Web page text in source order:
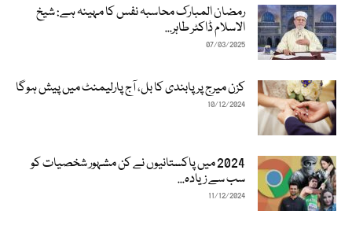
رمضان المبارک محاسبہ نفس کا مہینہ ہے: شیخ
الاسلام ڈاکٹر طاہر...
07/03/2025
کزن میرج پر پابندی کا بل، آج پارلیمنٹ میں پیش ہوگا
10/12/2024
2024 میں پاکستانیوں نے کن مشہور شخصیات کو
سب سے زیادہ...
11/12/2024